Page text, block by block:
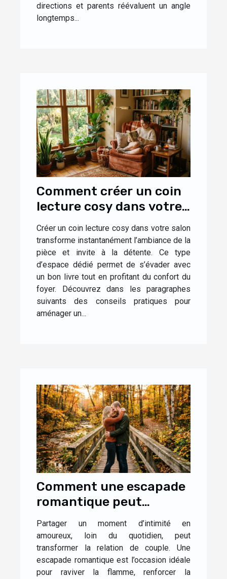
directions et parents réévaluent un angle
longtemps...
Comment créer un coin
lecture cosy dans votre
salon ?
Créer un coin lecture cosy dans votre salon
transforme instantanément l’ambiance de la
pièce et invite à la détente. Ce type
d’espace dédié permet de s’évader avec
un bon livre tout en profitant du confort du
foyer. Découvrez dans les paragraphes
suivants des conseils pratiques pour
aménager un...
Comment une escapade
romantique peut
renforcer la complicité
dans le couple ?
Partager un moment d’intimité en
amoureux, loin du quotidien, peut
transformer la relation de couple. Une
escapade romantique est l’occasion idéale
pour raviver la flamme, renforcer la